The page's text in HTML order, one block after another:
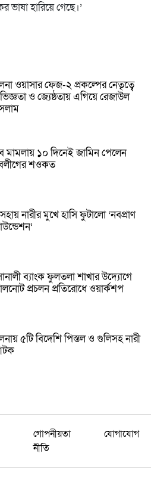
হারিয়ে গেছে।’
ওয়াসার ফেজ-২ প্রকল্পের নেতৃত্বে
ও জ্যেষ্ঠতায় এগিয়ে রেজাউল
মামলায় ১০ দিনেই জামিন পেলেন
শওকত
নারীর মুখে হাসি ফুটালো ‘নবপ্রাণ
ব্যাংক ফুলতলা শাখার উদ্যোগে
প্রচলন প্রতিরোধে ওয়ার্কশপ
৫টি বিদেশি পিস্তল ও গুলিসহ নারী
গোপনীয়তা
নীতি
যোগাযোগ